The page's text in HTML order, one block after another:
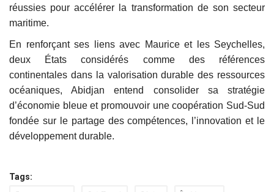
réussies pour accélérer la transformation de son secteur
maritime.
En renforçant ses liens avec Maurice et les Seychelles,
deux États considérés comme des références
continentales dans la valorisation durable des ressources
océaniques, Abidjan entend consolider sa stratégie
d’économie bleue et promouvoir une coopération Sud-Sud
fondée sur le partage des compétences, l’innovation et le
développement durable.
Tags: